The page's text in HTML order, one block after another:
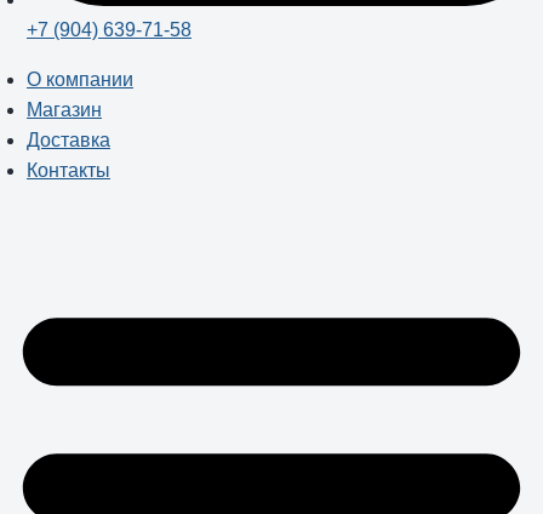
+7 (904) 639-71-58
О компании
Магазин
Доставка
Контакты